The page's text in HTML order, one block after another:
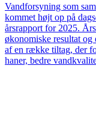
Vandforsyning som
kommet højt op på
årsrapport for 2025.
økonomiske resultat
af en række tiltag, der
haner, bedre